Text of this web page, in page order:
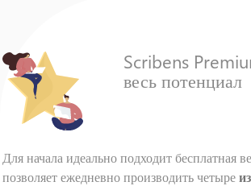
Scribens
весь потенциал
Для начала идеально подходит бесплатная
позволяет ежедневно производить четыре